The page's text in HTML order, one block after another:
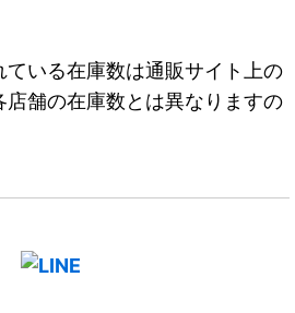
いる在庫数は通販サイト上の
舗の在庫数とは異なりますの